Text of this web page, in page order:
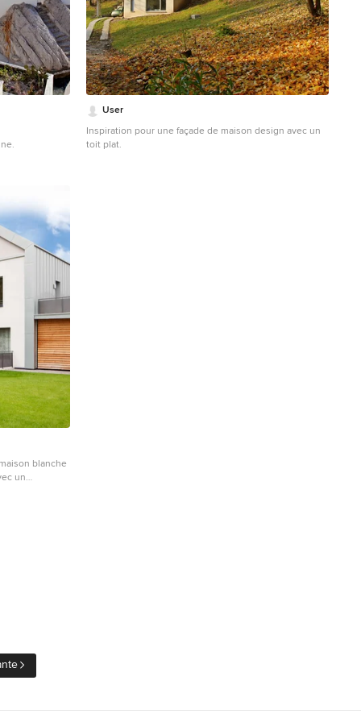
User
Inspiration pour une façade de maison design avec un
toit plat.
blanche
un